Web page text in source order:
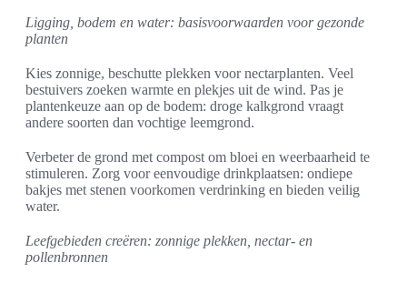
Ligging, bodem en water: basisvoorwaarden voor gezonde
planten
Kies zonnige, beschutte plekken voor nectarplanten. Veel
bestuivers zoeken warmte en plekjes uit de wind. Pas je
plantenkeuze aan op de bodem: droge kalkgrond vraagt
andere soorten dan vochtige leemgrond.
Verbeter de grond met compost om bloei en weerbaarheid te
stimuleren. Zorg voor eenvoudige drinkplaatsen: ondiepe
bakjes met stenen voorkomen verdrinking en bieden veilig
water.
Leefgebieden creëren: zonnige plekken, nectar- en
pollenbronnen